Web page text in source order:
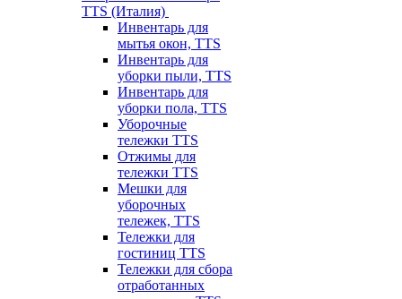
TTS (Италия)
Инвентарь для
мытья окон, TTS
Инвентарь для
уборки пыли, TTS
Инвентарь для
уборки пола, TTS
Уборочные
тележки TTS
Отжимы для
тележки TTS
Мешки для
уборочных
тележек, TTS
Тележки для
гостиниц TTS
Тележки для сбора
отработанных